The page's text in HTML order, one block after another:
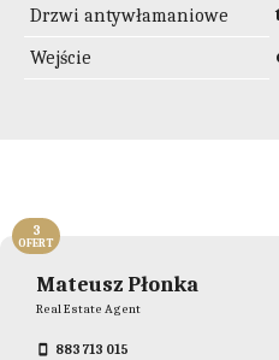
Drzwi antywłamaniowe
Wejście
Mateusz Płonka
Real Estate Agent
883 713 015
3
OFERT